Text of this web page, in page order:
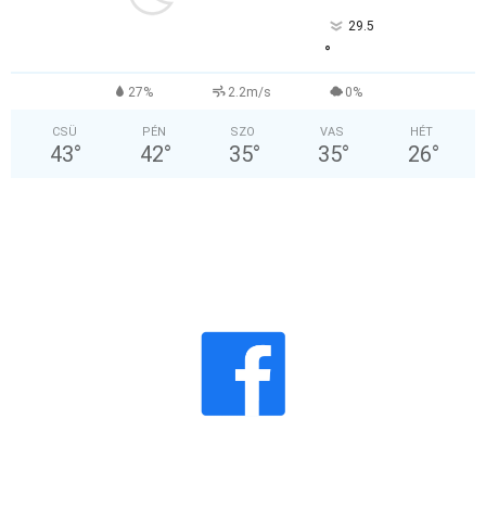
29.5
°
27% 2.2m/s 0%
CSÜ
43°
PÉN
42°
SZO
35°
VAS
35°
HÉT
26°